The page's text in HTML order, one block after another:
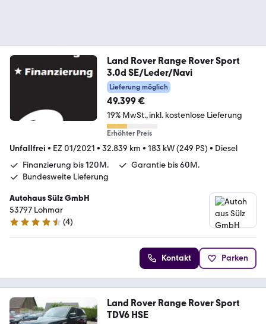
Land Rover Range Rover Sport
3.0d SE/Leder/Navi
Lieferung möglich
49.399 €
19% MwSt. inkl. kostenlose Lieferung
Erhöhter Preis
Unfallfrei • EZ 01/2021 • 32.839 km • 183 kW (249 PS) • Diesel
Finanzierung bis 120M.
Garantie bis 60M.
Bundesweite Lieferung
Autohaus Sülz GmbH
53797 Lohmar
4.6 Sterne
(4)
Kontakt Parken
Land Rover Range Rover Sport
TDV6 HSE